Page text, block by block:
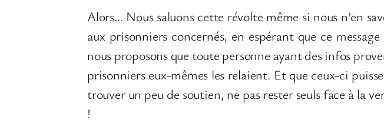
Alors… Nous saluons cette révolte même si nous n’en
aux prisonniers concernés, en espérant que ce
nous proposons que toute personne ayant des infos
prisonniers eux-mêmes les relaient. Et que ceux-ci
trouver un peu de soutien, ne pas rester seuls face à la
!